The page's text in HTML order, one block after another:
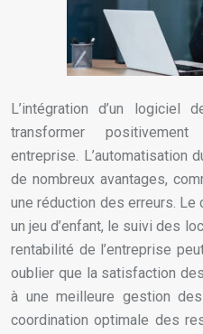
L’intégration d’un logiciel
transformer
entreprise. L’automatisation
de nombreux avantages,
une réduction des erreurs. Le
un jeu d’enfant, le suivi des
rentabilité de l’entreprise
oublier que la satisfaction
à une meilleure gestion
coordination optimale des